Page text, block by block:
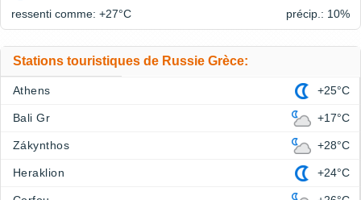
ressenti comme: +27°C précip.: 10%
Stations touristiques de Russie Grèce:
Athens +25°C
Bali Gr +17°C
Zákynthos +28°C
Heraklion +24°C